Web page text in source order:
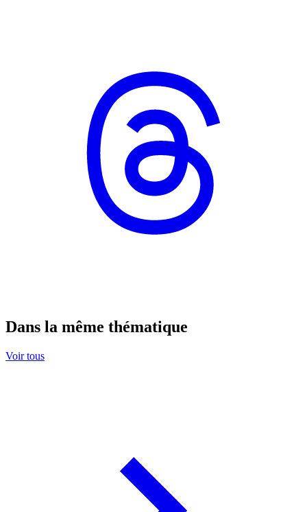
Dans la même thématique
Voir tous